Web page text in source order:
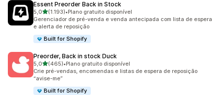
Essent Preorder Back in Stock
5,0de 5 estrelas
(1.193)
1193 avaliações ao todo
•Plano gratuito disponível
Gerenciador de pré-venda e venda antecipada com lista de espera
e alerta de reposição
Built for Shopify
Preorder, Back in stock Duck
5,0de 5 estrelas
(465)
465 avaliações ao todo
•Plano gratuito disponível
Crie pré-vendas, encomendas e listas de espera de reposição
“avise-me”
Built for Shopify